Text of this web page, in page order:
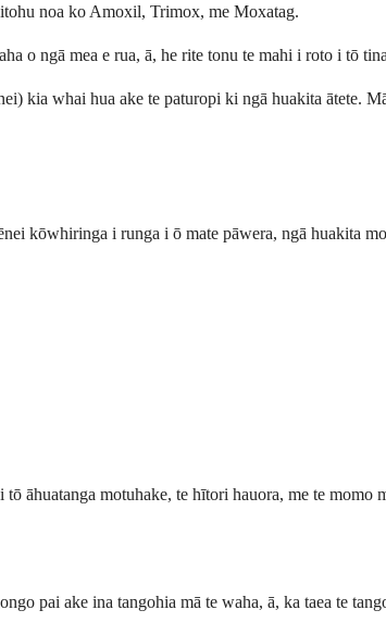
noa ko Amoxil, Trimox, me Moxatag.
o ngā mea e rua, ā, he rite tonu te mahi i roto i tō
kia whai hua ake te paturopi ki ngā huakita ātete.
kōwhiringa i runga i ō mate pāwera, ngā huakita
motuhake, te hītori hauora, me te momo
pai ake ina tangohia mā te waha, ā, ka taea te